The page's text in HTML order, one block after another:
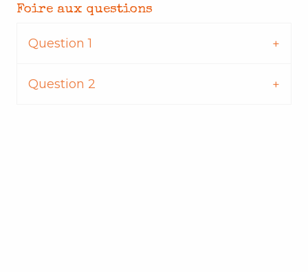
Foire aux questions
Question 1
Question 2